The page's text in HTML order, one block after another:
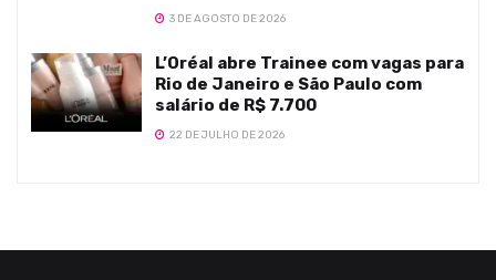
3 DE AGOSTO DE 2026
L’Oréal abre Trainee com vagas para
Rio de Janeiro e São Paulo com
salário de R$ 7.700
22 DE JULHO DE 2026